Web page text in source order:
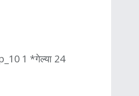
1 *गेल्या 24